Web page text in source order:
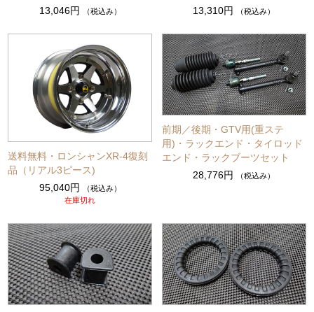
13,046円
（税込み）
13,310円
（税込み）
送料無料・ロンシャンXR-4復刻
品（リアル3ピース)
95,040円
（税込み）
在庫切れ
前期／後期・GTV用(重ステ
用)・ラックエンド・タイロッド
エンド・ラックブーツセット
28,776円
（税込み）